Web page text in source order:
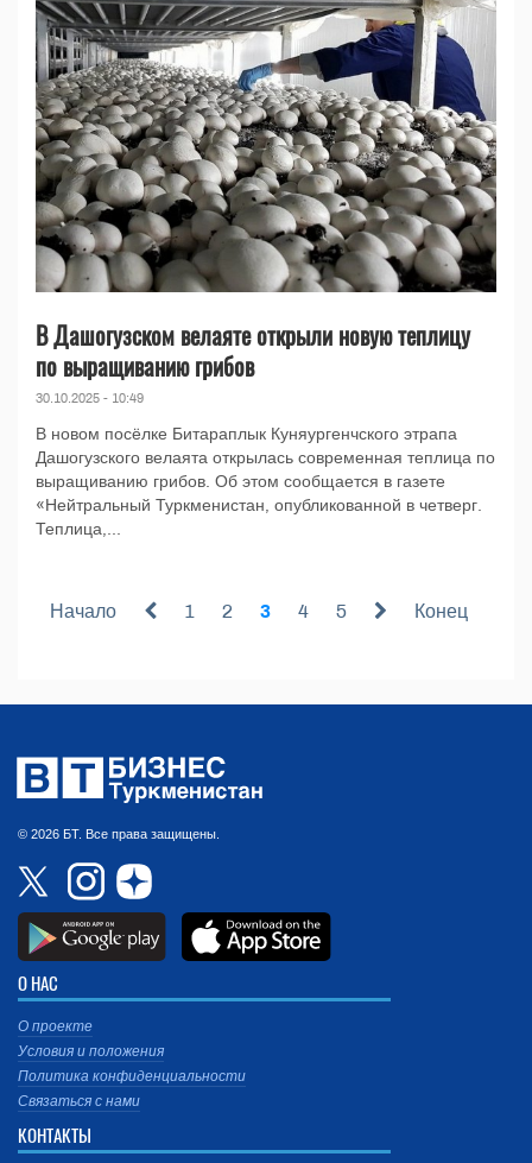
В Дашогузском велаяте открыли новую теплицу
по выращиванию грибов
30.10.2025 - 10:49
В новом посёлке Битараплык Куняургенчского этрапа
Дашогузского велаята открылась современная теплица по
выращиванию грибов. Об этом сообщается в газете
«Нейтральный Туркменистан, опубликованной в четверг.
Теплица,...
Начало 1 2 3 4 5 Конец
© 2026 БТ. Все права защищены.
О НАС
О проекте
Условия и положения
Политика конфиденциальности
Связаться с нами
КОНТАКТЫ